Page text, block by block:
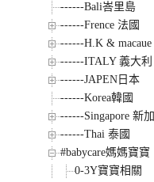
------Bali峇里島
------Frence 法國
------H.K &
------ITALY 義大利
------JAPEN日本
------Korea韓國
------Singapore 新
------Thai 泰國
#babycare媽媽寶
0-3Y寶寶相關